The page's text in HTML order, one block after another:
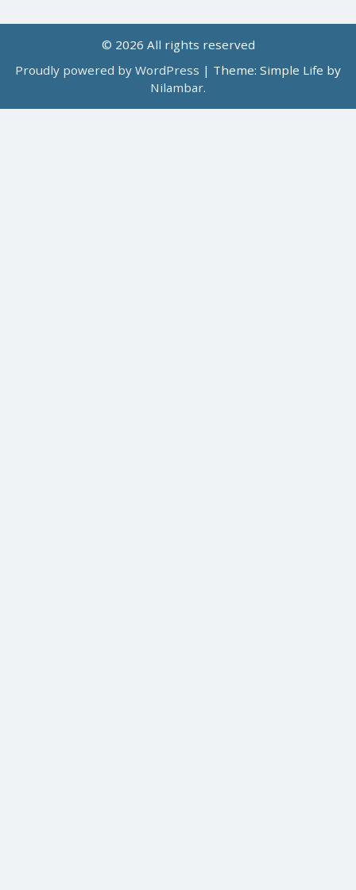
© 2026 All rights reserved
Proudly powered by WordPress | Theme: Simple Life by
Nilambar.